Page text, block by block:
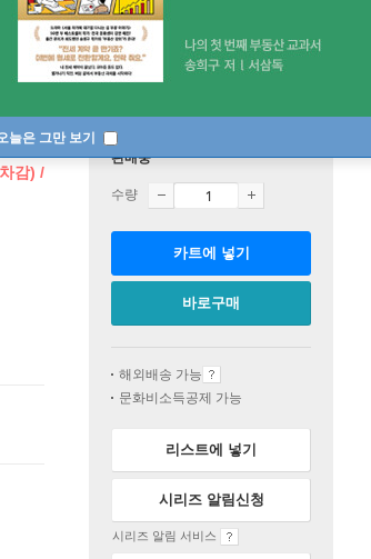
늘은 그만 보기
년 06월 20일
22주
감) /
판매중
수량
카트에 넣기
바로구매
해외배송 가능
문화비소득공제 가능
리스트에 넣기
시리즈 알림신청
시리즈 알림 서비스